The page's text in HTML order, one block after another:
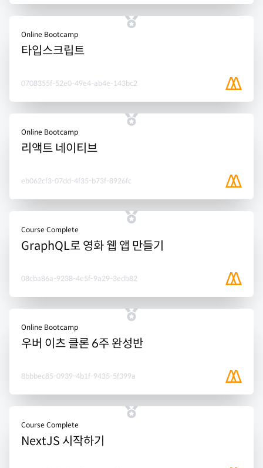
Online Bootcamp
타입스크립트
0708355f-52e0-49e4-ab4e-143bc2
Online Bootcamp
리액트 네이티브
eb062cf3-07dd-4f35-b73f-8926fc
Course Complete
GraphQL로 영화 웹 앱 만들기
08cba86a-9238-4e5f-9a29-3edb82
Online Bootcamp
우버 이츠 클론 6주 완성반
8bbbec85-0939-4b1f-9435-5f399a
Course Complete
NextJS 시작하기